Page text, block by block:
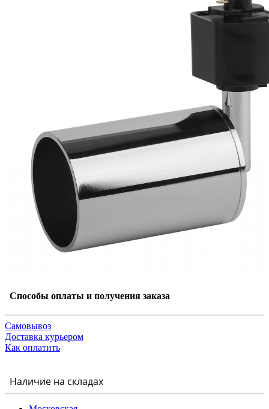
Способы оплаты и получения заказа
Самовывоз
Доставка курьером
Как оплатить
Наличие на складах